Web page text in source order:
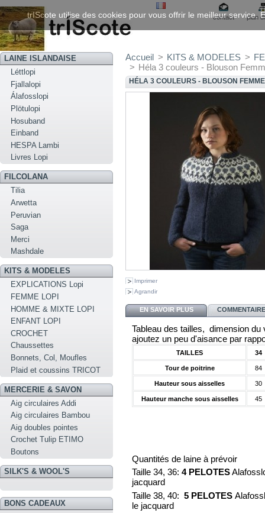
contact plan
LAINE ISLANDAISE
Léttlopi
Fjallalopi
Álafosslopi
Plötulopi
Hosuband
Einband
HESPA Lambi
Livres Lopi
FILCOLANA
Tilia
Arwetta
Peruvian
Saga
Merci
Mashdale
KITS & MODELES
EXPLICATIONS Lopi
FEMME LOPI
HOMME & MIXTE LOPI
ENFANT LOPI
CROCHET
Chaussettes
Bonnets, Col, Moufles
Plaid et coussins TRICOT
MERCERIE & SAVON
Aig circulaires Addi
Aig circulaires Bambou
Aig doubles pointes
Crochet Tulip ETIMO
Boutons
SILK'S & WOOL'S
BONS CADEAUX
Accueil > KITS & MODELES >
> Héla 3 couleurs - Blouson
HÉLA 3 COULEURS - BLOUSON
Imprimer
Agrandir
EN SAVOIR PLUS
Tableau des tailles, dimension
ajoutez un peu d'aisance par
TAILLES 34
Tour de poitrine 84
Hauteur sous aisselles 30
Hauteur manche sous aisselles 45
Quantités de laine à prévoir
Taille 34, 36: 4 PELOTES
jacquard
Taille 38, 40: 5 PELOTES
le jacquard
trIScote utilise des cookies pour vous offrir le meilleur